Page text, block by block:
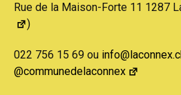
Rue de la Maison-Forte 11 1287
)
022 756 15 69 ou
@communedelaconnex